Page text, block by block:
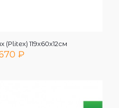
119х60х12см
₽